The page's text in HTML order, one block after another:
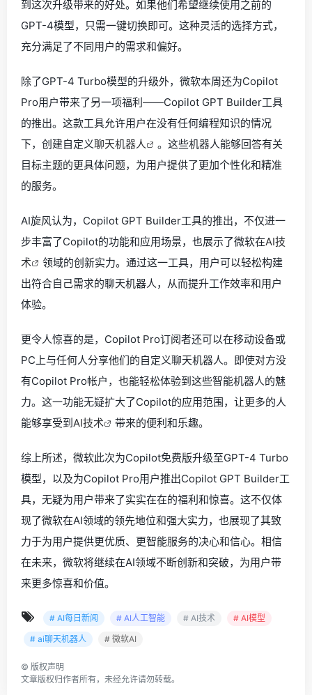
到这次升级带来的好处。如果他们希望继续使用之前的
GPT-4模型，只需一键切换即可。这种灵活的选择方式，
充分满足了不同用户的需求和偏好。
除了GPT-4 Turbo模型的升级外，微软本周还为Copilot
Pro用户带来了另一项福利——Copilot GPT Builder工具
的推出。这款工具允许用户在没有任何编程知识的情况
下，创建自定义聊天机器人
。这些机器人能够回答有关
目标主题的更具体问题，为用户提供了更加个性化和精准
的服务。
AI旋风认为，Copilot GPT Builder工具的推出，不仅进一
步丰富了Copilot的功能和应用场景，也展示了微软在AI技
术
领域的创新实力。通过这一工具，用户可以轻松构建
出符合自己需求的聊天机器人，从而提升工作效率和用户
体验。
更令人惊喜的是，Copilot Pro订阅者还可以在移动设备或
PC上与任何人分享他们的自定义聊天机器人。即使对方没
有Copilot Pro帐户，也能轻松体验到这些智能机器人的魅
力。这一功能无疑扩大了Copilot的应用范围，让更多的人
能够享受到AI技术 带来的便利和乐趣。
综上所述，微软此次为Copilot免费版升级至GPT-4 Turbo
模型，以及为Copilot Pro用户推出Copilot GPT Builder工
具，无疑为用户带来了实实在在的福利和惊喜。这不仅体
现了微软在AI领域的领先地位和强大实力，也展现了其致
力于为用户提供更优质、更智能服务的决心和信心。相信
在未来，微软将继续在AI领域不断创新和突破，为用户带
来更多惊喜和价值。
# AI每日新闻 # AI人工智能 # AI技术
# AI模型
# ai聊天机器人
# 微软AI
© 版权声明
文章版权归作者所有，未经允许请勿转载。